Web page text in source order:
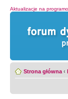
Aktualizacje na
Strona główna ‹